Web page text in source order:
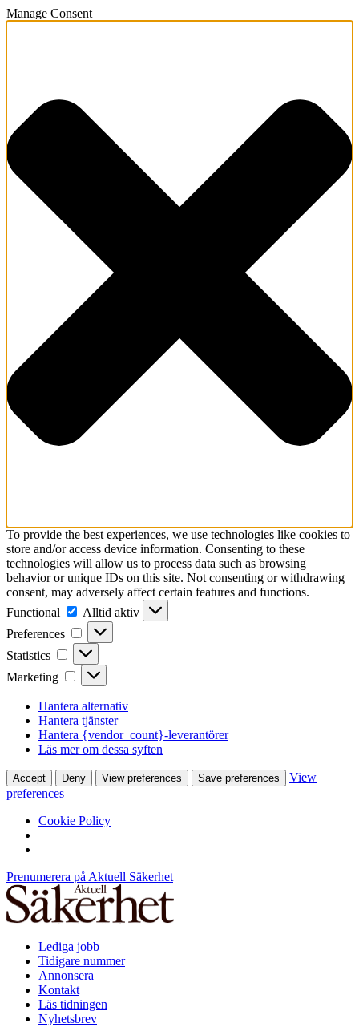
Manage Consent
To provide the best experiences, we use technologies like cookies to
store and/or access device information. Consenting to these
technologies will allow us to process data such as browsing
behavior or unique IDs on this site. Not consenting or withdrawing
consent, may adversely affect certain features and functions.
Functional
Functional
Alltid aktiv
Preferences
Preferences
Statistics Statistics
Marketing Marketing
Hantera alternativ
Hantera tjänster
Hantera {vendor_count}-leverantörer
Läs mer om dessa syften
Accept Deny View preferences Save preferences
View
preferences
Cookie Policy
Prenumerera på Aktuell Säkerhet
Lediga jobb
Tidigare nummer
Annonsera
Kontakt
Läs tidningen
Nyhetsbrev